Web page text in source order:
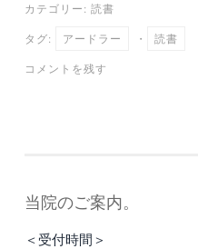
bo
ok
tte
r
カテゴリー: 読書
タグ: アードラー ・ 読書
コメントを残す
当院のご案内。
＜受付時間＞